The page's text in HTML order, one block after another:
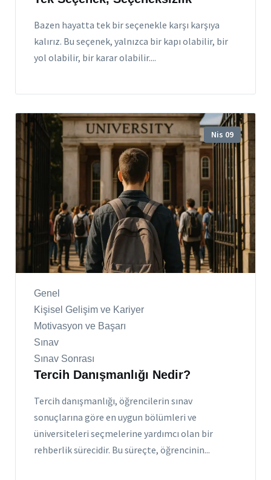
Bazen hayatta tek bir seçenekle karşı karşıya
kalırız. Bu seçenek, yalnızca bir kapı olabilir, bir
yol olabilir, bir karar olabilir....
Nis 09
Genel
Kişisel Gelişim ve Kariyer
Motivasyon ve Başarı
Sınav
Sınav Sonrası
Tercih Danışmanlığı Nedir?
Tercih danışmanlığı, öğrencilerin sınav
sonuçlarına göre en uygun bölümleri ve
üniversiteleri seçmelerine yardımcı olan bir
rehberlik sürecidir. Bu süreçte, öğrencinin...